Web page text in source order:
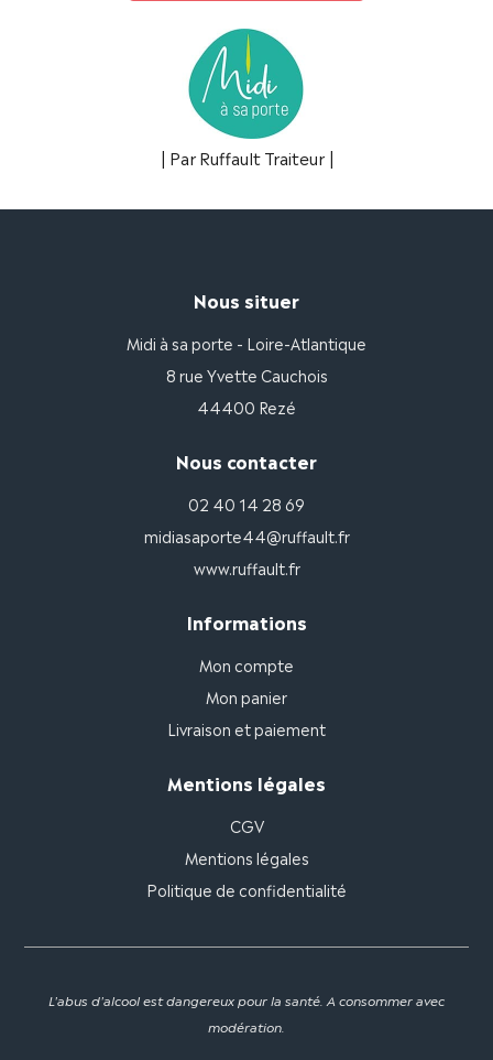
| Par Ruffault Traiteur |
Nous situer
Midi à sa porte - Loire-Atlantique
8 rue Yvette Cauchois
44400 Rezé
Nous contacter
02 40 14 28 69
midiasaporte44@ruffault.fr
www.ruffault.fr
Informations
Mon compte
Mon panier
Livraison et paiement
Mentions légales
CGV
Mentions légales
Politique de confidentialité
L'abus d'alcool est dangereux pour la santé. A consommer avec
modération.